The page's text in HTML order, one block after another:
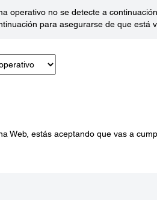
operativo no se detecte a
para asegurarse de que está
Web, estás aceptando que vas a